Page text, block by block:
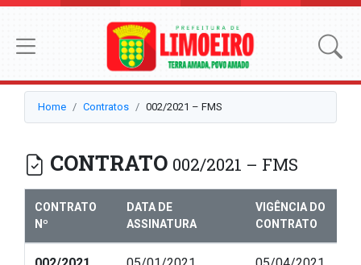
Home Contratos 002/2021 – FMS
CONTRATO 002/2021 – FMS
CONTRATO
Nº
DATA DE
ASSINATURA
VIGÊNCIA DO
CONTRATO